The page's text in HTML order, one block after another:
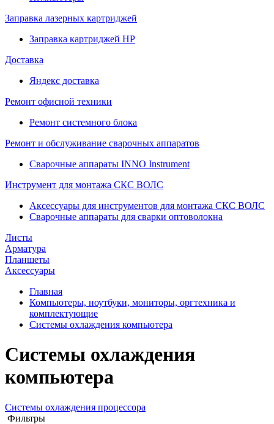
Заправка лазерных картриджей
Заправка картриджей HP
Доставка
Яндекс доставка
Ремонт офисной техники
Ремонт системного блока
Ремонт и обслуживание сварочных аппаратов
Сварочные аппараты INNO Instrument
Инструмент для монтажа СКС ВОЛС
Аксессуары для инструментов для монтажа СКС ВОЛС
Сварочные аппараты для сварки оптоволокна
Листы
Арматура
Планшеты
Аксессуары
Главная
Компьютеры, ноутбуки, мониторы, оргтехника и
комплектующие
Системы охлаждения компьютера
Системы охлаждения
компьютера
Системы охлаждения процессора
Фильтры